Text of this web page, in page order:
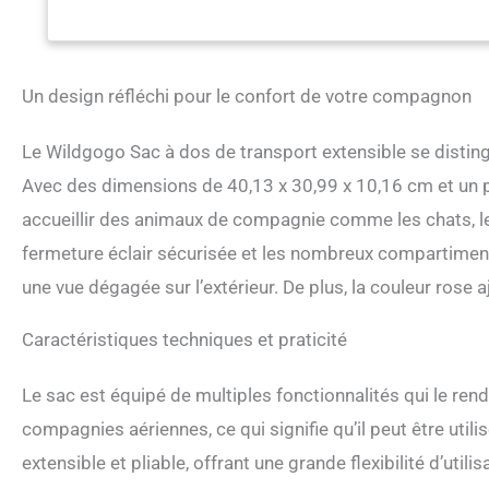
à dos pour chat,
offrez à votre
compagnie, il offre
généreuse taille
d'espace pour
et plus encore. La
animal de
transporter : sac
bretelles
et une laisse de
dispose d'un
Multifonction et
Un design réfléchi pour le confort de votre compagnon
Le Wildgogo Sac à dos de transport extensible se
Avec des dimensions de 40,13 x 30,99 x 10,16 cm et
accueillir des animaux de compagnie comme les chats,
fermeture éclair sécurisée et les nombreux
une vue dégagée sur l’extérieur. De plus, la couleur
Caractéristiques techniques et praticité
Le sac est équipé de multiples fonctionnalités qui le
compagnies aériennes, ce qui signifie qu’il peut être
extensible et pliable, offrant une grande flexibilité